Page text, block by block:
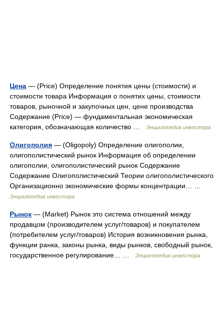
Цена — (Price) Определение понятия цены (стоимости) и
стоимости товара Информация о понятих цены, стоимости
товаров, рыночной и закупочных цен, цене производства
Содержание (Price) — фундаментальная экономическая
категория, обозначающая количество …
Энциклопедия инвестора
Олигополия — (Oligopoly) Определение олигополии,
олигополистический рынок Информация об определении
олигополии, олигополистический рынок Содержание
Содержание Олигополистический Теории олигополистического
Организационно экономические формы концентрации… …
Энциклопедия инвестора
Рынок — (Market) Рынок это система отношений между
продавцом (производителем услуг/товаров) и покупателем
(потребителем услуг/товаров) История возникновения рынка,
функции ранка, законы рынка, виды рынков, свободный рынок,
государственное регулирование… …
Энциклопедия инвестора